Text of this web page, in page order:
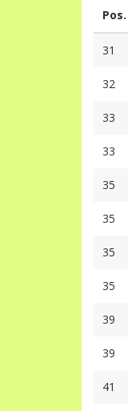
Pos.
31
32
33
33
35
35
35
35
39
39
41